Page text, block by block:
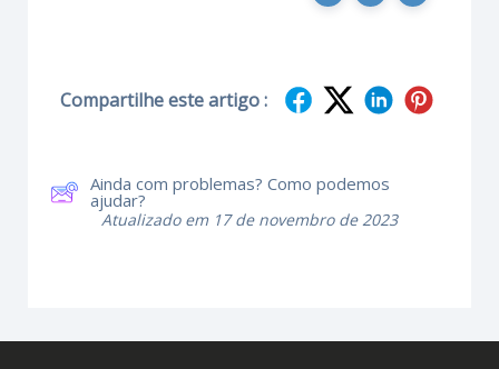
Compartilhe este artigo :
Ainda com problemas? Como podemos
ajudar?
Atualizado em 17 de novembro de 2023